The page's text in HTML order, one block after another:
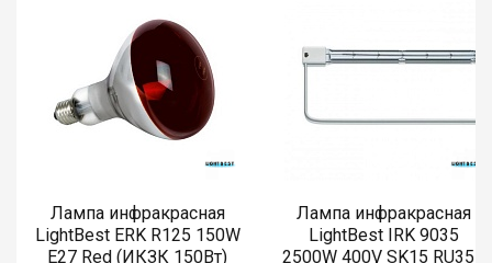
Лампа инфракрасная
LightBest ERK R125 150W
E27 Red (ИКЗК 150Вт)
Лампа инфракрасная
LightBest IRK 9035
2500W 400V SK15 RU355